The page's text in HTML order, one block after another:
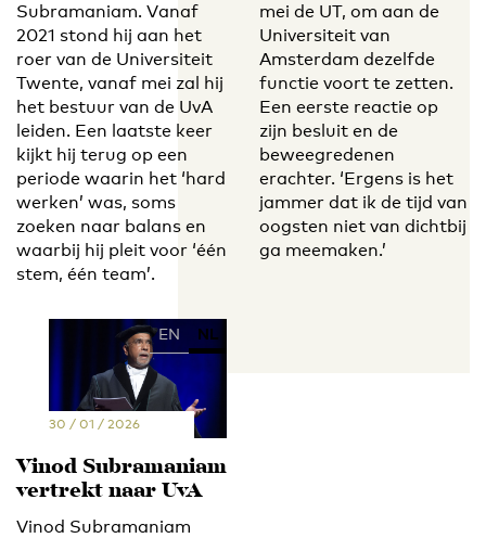
Subramaniam. Vanaf
2021 stond hij aan het
roer van de Universiteit
Twente, vanaf mei zal hij
het bestuur van de UvA
leiden. Een laatste keer
kijkt hij terug op een
periode waarin het ‘hard
werken’ was, soms
zoeken naar balans en
waarbij hij pleit voor ‘één
stem, één team’.
mei de UT, om aan de
Universiteit van
Amsterdam dezelfde
functie voort te zetten.
Een eerste reactie op
zijn besluit en de
beweegredenen
erachter. ‘Ergens is het
jammer dat ik de tijd van
oogsten niet van dichtbij
ga meemaken.’
EN NL
30 / 01 / 2026
Vinod Subramaniam
vertrekt naar UvA
Vinod Subramaniam